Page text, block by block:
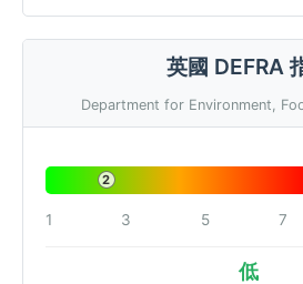
英國 DEFRA
Department for Environment,
2
1 3 5 7
低